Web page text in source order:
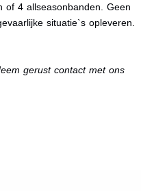
of 4 allseasonbanden. Geen
situatie`s opleveren.
gerust contact met ons